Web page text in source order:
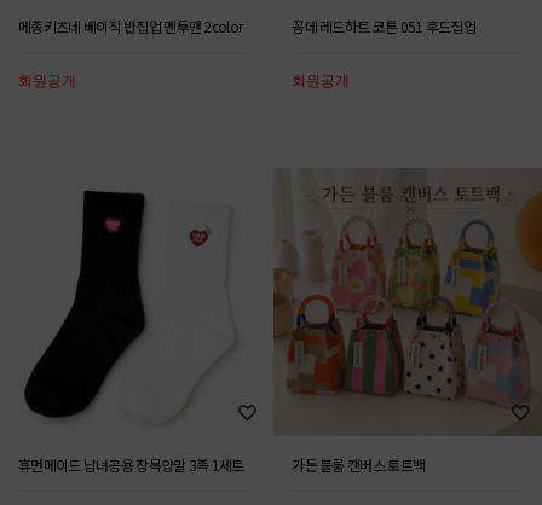
메종키츠네 베이직 반집업 멘투맨 2color
회원공개
꼼데 레드하트 코튼 051 후드집업
회원공개
휴먼메이드 남녀공용 장목양말 3족 1세트 가든 블룸 캔버스 토트백